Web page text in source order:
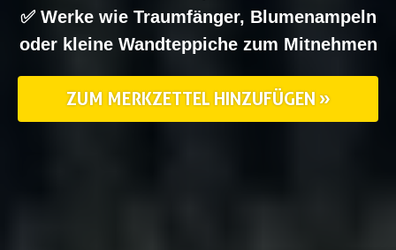
✅ Werke wie Traumfänger, Blumenampeln
oder kleine Wandteppiche zum Mitnehmen
ZUM MERKZETTEL HINZUFÜGEN »